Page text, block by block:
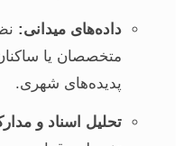
داده‌های میدانی:
متخصصان یا
پدیده‌های شهری.
تحلیل اسناد و